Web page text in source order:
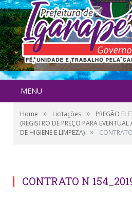
MENU
Home » Licitações »
PREGÃO
(REGISTRO DE PREÇO PARA
DE HIGIENE E LIMPEZA) »
CONTRATO N